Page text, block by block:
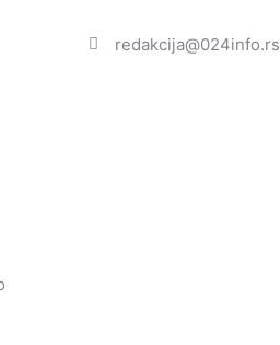
redakcija@024info.rs